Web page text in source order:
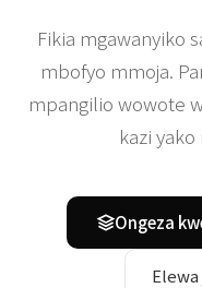
Fikia mgawanyiko
mbofyo mmoja.
mpangilio wowote
kazi
Ongeza